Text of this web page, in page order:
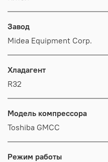
Завод
Midea Equipment Corp.
Хладагент
R32
Модель компрессора
Toshiba GMCC
Режим работы